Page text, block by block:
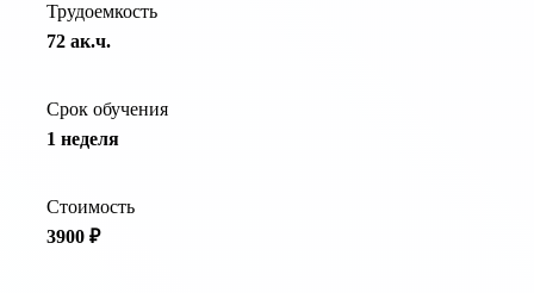
Трудоемкость
72 ак.ч.
Срок обучения
1 неделя
Стоимость
3900 ₽